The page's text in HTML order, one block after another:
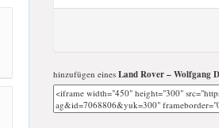
hinzufügen eines Land Rover – Wolfgang